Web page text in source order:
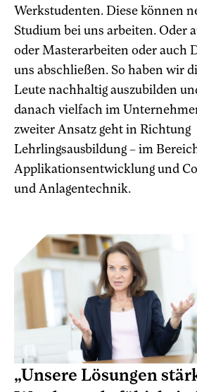
Werkstudenten. Diese können
Studium bei uns arbeiten. Oder
oder Masterarbeiten oder auch
uns abschließen. So haben wir
Leute nachhaltig auszubilden
danach vielfach im
zweiter Ansatz geht in Richtung
Lehrlingsausbildung – im
Applikationsentwicklung und
und Anlagentechnik.
„Unsere Lösungen